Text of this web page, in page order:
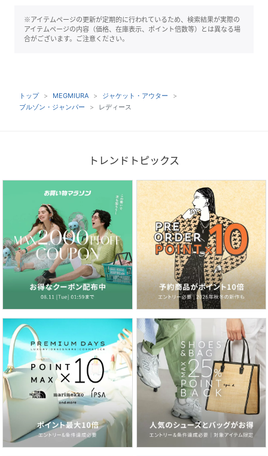
※アイテムページの更新が定期的に行われているため、検索結果が実際の
アイテムページの内容（価格、在庫表示、ポイント倍数等）とは異なる場
合がございます。ご注意ください。
トップ MEGMIURA
ジャケット・アウター
ブルゾン・ジャンパー
レディース
トレンドトピックス